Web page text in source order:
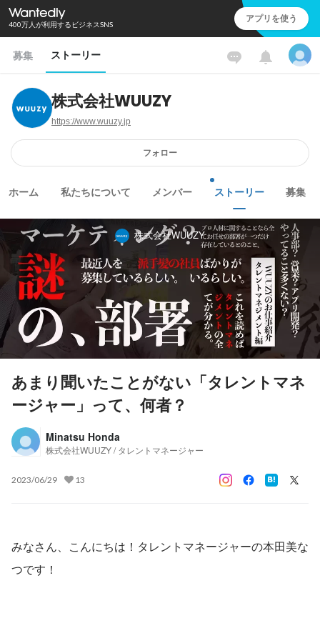
400万人が利用するビジネスSNS アプリを使う
募集 ストーリー
株式会社WUUZY
https://www.wuuzy.jp
フォロー
ホーム 私たちについて メンバー ストーリー 募集
株式会社WUUZY
あまり聞いたことがない「タレントマネ
ージャー」って、何者？
Minatsu Honda
株式会社WUUZY / タレントマネージャー
2023/06/29 13
みなさん、こんにちは！タレントマネージャーの本田美な
つです！